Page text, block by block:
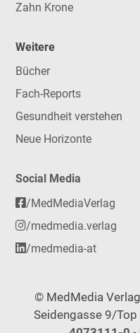
Zahn Krone
Weitere
Bücher
Fach-Reports
Gesundheit verstehen
Neue Horizonte
Social Media
/MedMediaVerlag
/medmedia.verlag
/medmedia-at
© MedMedia
Seidengasse 9/Top